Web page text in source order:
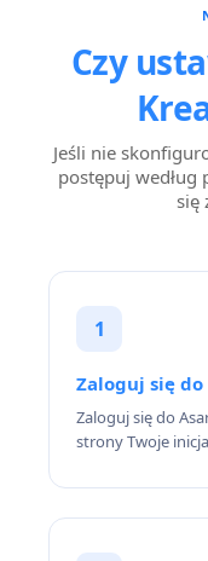
Czy
Jeśli nie
postępuj
się
1
Zaloguj się
Zaloguj się do
strony Twoje